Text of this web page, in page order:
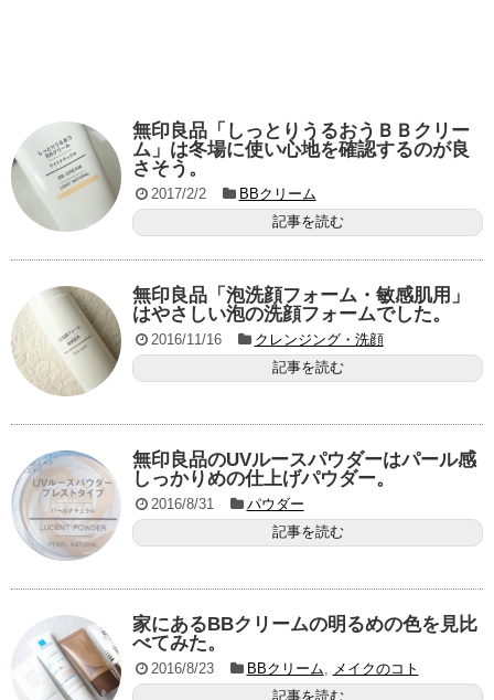
無印良品「しっとりうるおうＢＢクリー
ム」は冬場に使い心地を確認するのが良
さそう。
2017/2/2
BBクリーム
記事を読む
無印良品「泡洗顔フォーム・敏感肌用」
はやさしい泡の洗顔フォームでした。
2016/11/16
クレンジング・洗顔
記事を読む
無印良品のUVルースパウダーはパール感
しっかりめの仕上げパウダー。
2016/8/31
パウダー
記事を読む
家にあるBBクリームの明るめの色を見比
べてみた。
2016/8/23 BBクリーム
メイクのコト
記事を読む